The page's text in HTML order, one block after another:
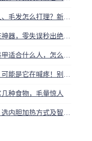
蝴蝶犬怎么养？每天要遛多久、毛发怎么打理？新手饲养攻略
手残党颤抖吧！2026美甲印花神器，零失误秒出绝美图案，轻松征服朋友圈
透明猪美甲教程：可爱猪猪美甲适合什么人，怎么做？
别不当回事！狗狗不停哼唧，可能是它在喊疼！别再当是撒娇了
种食物，毛量惊人
松下微电脑电饭煲使用指南：选内胆加热方式及智能烹饪功能